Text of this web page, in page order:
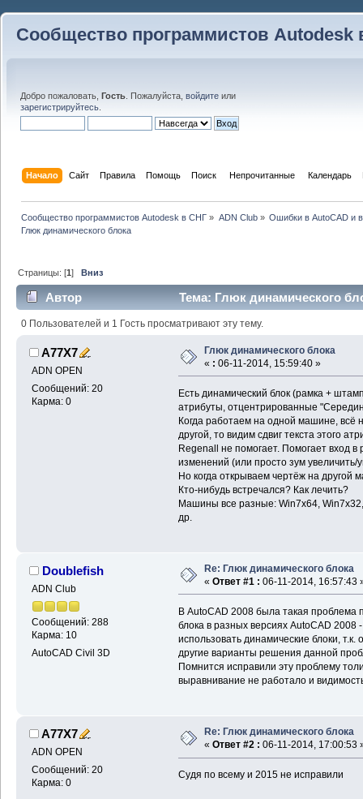
Сообщество программистов Autodesk
Добро пожаловать, Гость . Пожалуйста, войдите или
зарегистрируйтесь
Начало Сайт Правила Помощь Поиск Непрочитанные Календарь
Сообщество программистов Autodesk в СНГ » ADN Club» Ошибки в AutoCAD и
Глюк динамического блока
Страницы: [1]Вниз
Автор Тема: Глюк динамического
0 Пользователей и 1 Гость просматривают эту тему.
A77X7
ADN OPEN
Сообщений: 20
Карма: 0
Глюк динамического блока
« : 06-11-2014, 15:59:40 »
Есть динамический блок (рамка +
атрибуты, отцентрированные
Когда работаем на одной машине, всё
другой, то видим сдвиг текста этого
Regenall не помогает. Помогает вход
изменений (или просто зум
Но когда открываем чертёж на другой
Кто-нибудь встречался? Как лечить?
Машины все разные: Win7x64,
др.
Doublefish
ADN Club
Сообщений: 288
Карма: 10
AutoCAD Civil 3D
Re: Глюк динамического блока
« Ответ #1 : 06-11-2014, 16:57:43
В AutoCAD 2008 была такая проблема
блока в разных версиях AutoCAD
использовать динамические блоки,
другие варианты решения данной
Помнится исправили эту проблему
выравнивание не работало и
A77X7
ADN OPEN
Сообщений: 20
Карма: 0
Re: Глюк динамического блока
« Ответ #2 : 06-11-2014, 17:00:53
Судя по всему и 2015 не исправили